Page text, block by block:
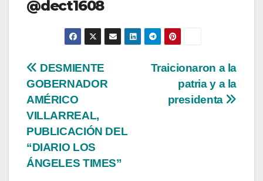
@dect1608
Navegación
de
entradas
Traicionaron a la
patria y a la
presidenta
DESMIENTE
GOBERNADOR
AMÉRICO
VILLARREAL,
PUBLICACIÓN DEL
“DIARIO LOS
ÁNGELES TIMES”